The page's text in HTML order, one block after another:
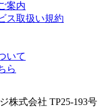
案内
ス取扱い規約
いて
ら
式会社 TP25-193号